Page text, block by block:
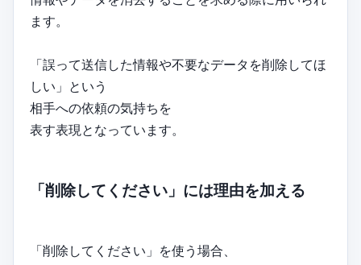
ます。
「誤って送信した情報や不要なデータを削除してほ
しい」という
相手への依頼の気持ちを
表す表現となっています。
「削除してください」には理由を加える
「削除してください」を使う場合、